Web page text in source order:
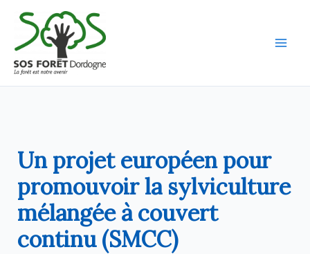
contenu
Un projet européen pour
promouvoir la sylviculture
mélangée à couvert
continu (SMCC)